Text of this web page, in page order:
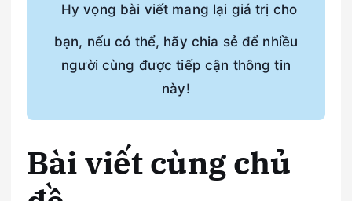
Hy vọng bài viết mang lại giá trị cho
bạn, nếu có thể, hãy chia sẻ để nhiều
người cùng được tiếp cận thông tin
này!
Bài viết cùng chủ